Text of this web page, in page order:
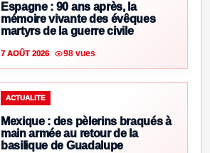
Espagne : 90 ans après, la
mémoire vivante des évêques
martyrs de la guerre civile
7 AOÛT 2026 98 vues
ACTUALITE
Mexique : des pèlerins braqués à
main armée au retour de la
basilique de Guadalupe